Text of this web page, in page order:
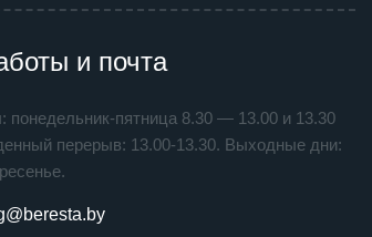
и почта
понедельник-пятница 8.30 — 13.00 и 13.30
перерыв: 13.00-13.30. Выходные дни: